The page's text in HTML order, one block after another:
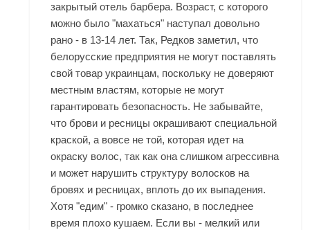
закрытый отель барбера. Возраст, с которого
можно было "махаться" наступал довольно
рано - в 13-14 лет. Так, Редков заметил, что
белорусские предприятия не могут поставлять
свой товар украинцам, поскольку не доверяют
местным властям, которые не могут
гарантировать безопасность. Не забывайте,
что брови и ресницы окрашивают специальной
краской, а вовсе не той, которая идет на
окраску волос, так как она слишком агрессивна
и может нарушить структуру волосков на
бровях и ресницах, вплоть до их выпадения.
Хотя "едим" - громко сказано, в последнее
время плохо кушаем. Если вы - мелкий или